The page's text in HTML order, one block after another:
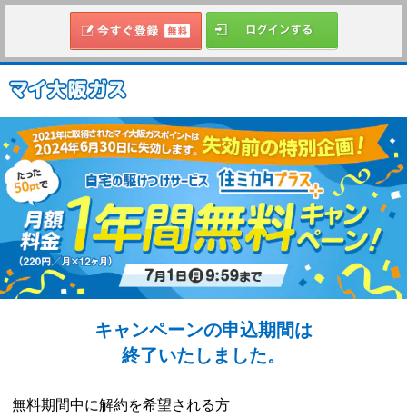
キャンペーンの申込期間は
終了いたしました。
無料期間中に解約を希望される方